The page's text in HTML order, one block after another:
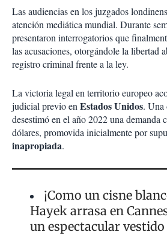
Las audiencias en los juzgados
atención mediática mundial. Durante
presentaron interrogatorios que
las acusaciones, otorgándole la libertad
registro criminal frente a la ley.
La victoria legal en territorio europeo
judicial previo enEstados Unidos. Una
desestimó en el año 2022 una
dólares, promovida inicialmente por
inapropiada.
¡Como un cisne
Hayek arrasa en
un espectacular vestido